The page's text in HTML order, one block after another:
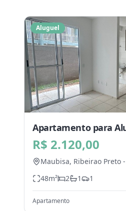
Aluguel
Apartamento para
Ribeirao Preto - SP
R$ 2.120,00
Maubisa, Ribeirao Preto -
48m² 2 1 1
Apartamento